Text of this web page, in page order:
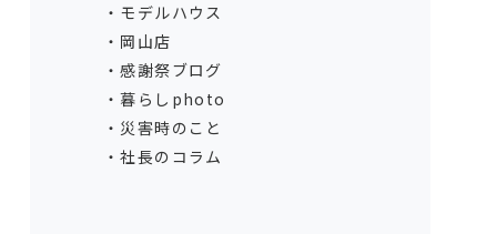
モデルハウス
岡山店
感謝祭ブログ
暮らしphoto
災害時のこと
社長のコラム